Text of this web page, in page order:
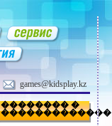
games@kidsplay.kz
�������� �
�������������